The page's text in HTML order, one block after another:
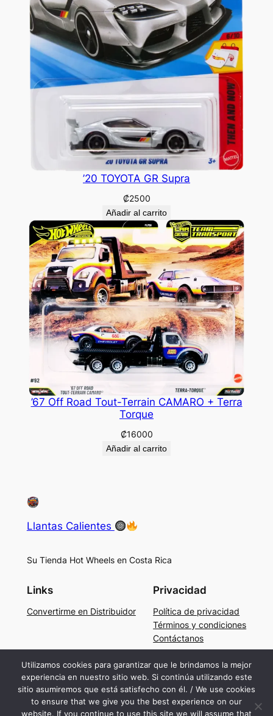
’20 TOYOTA GR Supra
₡2500
Añadir al carrito
’67 Off Road Tout-Terrain CAMARO + Terra
Torque
₡16000
Añadir al carrito
Llantas Calientes
Su Tienda Hot Wheels en Costa Rica
Links
Convertirme en Distribuidor
Privacidad
Política de privacidad
Términos y condiciones
Contáctanos
Social
Facebook
Instagram
TikTok
Utilizamos cookies para garantizar que le brindamos la mejor
experiencia en nuestro sitio web. Si continúa utilizando este
sitio asumiremos que está satisfecho con él. / We use cookies
to ensure that we give you the best experience on our
website. If you continue to use this site we will assume that